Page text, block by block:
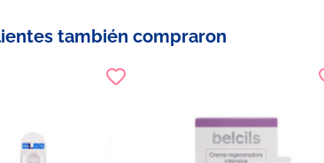
también compraron